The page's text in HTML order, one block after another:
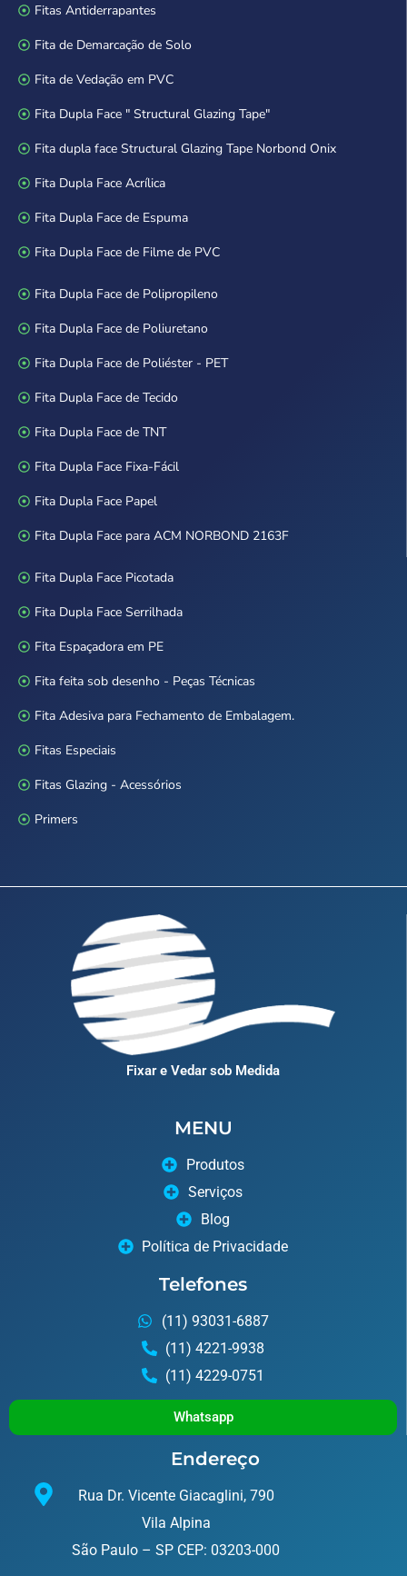
Fitas Antiderrapantes
Fita de Demarcação de Solo
Fita de Vedação em PVC
Fita Dupla Face " Structural Glazing Tape"
Fita dupla face Structural Glazing Tape Norbond Onix
Fita Dupla Face Acrílica
Fita Dupla Face de Espuma
Fita Dupla Face de Filme de PVC
Fita Dupla Face de Polipropileno
Fita Dupla Face de Poliuretano
Fita Dupla Face de Poliéster - PET
Fita Dupla Face de Tecido
Fita Dupla Face de TNT
Fita Dupla Face Fixa-Fácil
Fita Dupla Face Papel
Fita Dupla Face para ACM NORBOND 2163F
Fita Dupla Face Picotada
Fita Dupla Face Serrilhada
Fita Espaçadora em PE
Fita feita sob desenho - Peças Técnicas
Fita Adesiva para Fechamento de Embalagem.
Fitas Especiais
Fitas Glazing - Acessórios
Primers
Fixar e Vedar sob Medida
MENU
Produtos
Serviços
Blog
Política de Privacidade
Telefones
(11) 93031-6887
(11) 4221-9938
(11) 4229-0751
Whatsapp
Endereço
Rua Dr. Vicente Giacaglini, 790
Vila Alpina
São Paulo – SP CEP: 03203-000